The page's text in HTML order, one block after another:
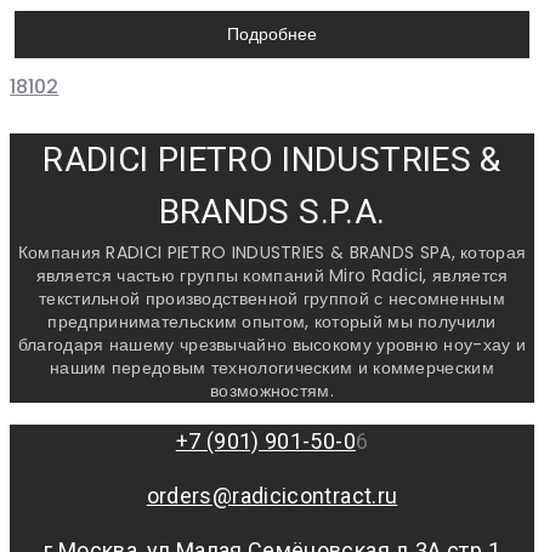
Подробнее
18102
RADICI PIETRO INDUSTRIES &
BRANDS S.P.A.
Компания RADICI PIETRO INDUSTRIES & BRANDS SPA, которая
является частью группы компаний Miro Radici, является
текстильной производственной группой с несомненным
предпринимательским опытом, который мы получили
благодаря нашему чрезвычайно высокому уровню ноу-хау и
нашим передовым технологическим и коммерческим
возможностям.
+7 (901) 901-50-06
orders@radicicontract.ru